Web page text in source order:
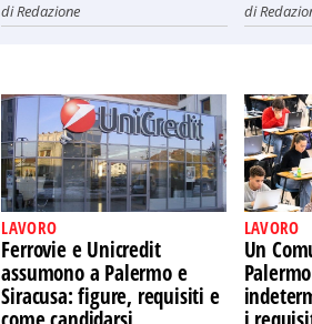
diRedazione di
LAVORO
Ferrovie e Unicredit
assumono a Palermo e
Siracusa: figure, requisiti e
LAVORO
Un